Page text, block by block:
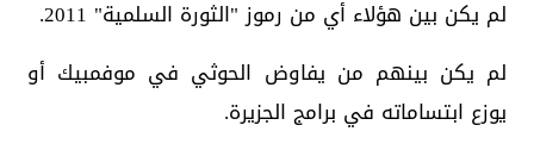
لم يكن بين هؤلاء أي من رموز "الثورة السلمية" 2011.
لم يكن بينهم من يفاوض الحوثي في موفمبيك أو
يوزع ابتساماته في برامج الجزيرة.